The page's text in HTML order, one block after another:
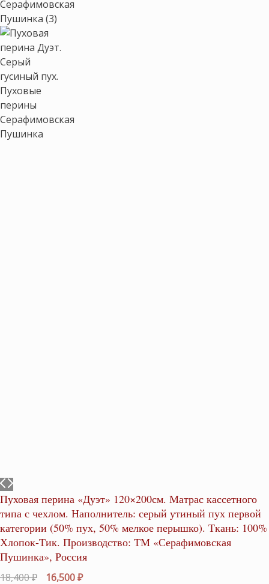
Пуховая перина «Дуэт» 120×200см. Матрас кассетного
типа с чехлом. Наполнитель: серый утиный пух первой
категории (50% пух, 50% мелкое перышко). Ткань: 100%
Хлопок-Тик. Производство: ТМ «Серафимовская
Пушинка», Россия
18,400₽ Первоначальная
16,500₽Текущая